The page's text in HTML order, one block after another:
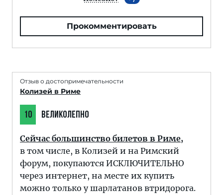
Прокомментировать
Отзыв о достопримечательности
Колизей в Риме
10 ВЕЛИКОЛЕПНО
Сейчас большинство билетов в Риме,
в том числе, в Колизей и на Римский
форум, покупаются ИСКЛЮЧИТЕЛЬНО
через интернет, на месте их купить
можно только у шарлатанов втридорога.